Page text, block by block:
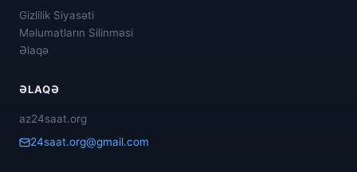
Gizlilik Siyasəti
Məlumatların Silinməsi
Əlaqə
ƏLAQƏ
az24saat.org
24saat.org@gmail.com